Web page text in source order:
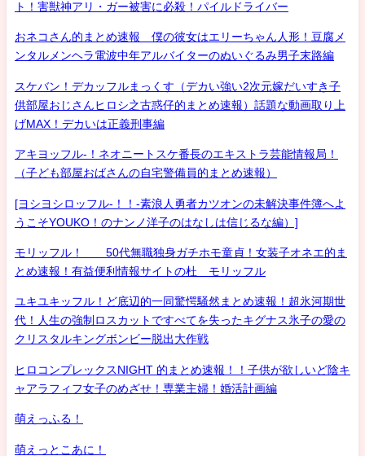
ト！害獣神アリ・ガー被害に必殺！パイルドライバー
おネコさん的まとめ速報 僕の彼女はエリーちゃん人形！豆腐メ
ンタルメンヘラ電波中年アルバイターのぬいぐるみ男子末路編
スケバン！デカッフルまっくす（デカい強い2次元嫁だいすき子
供部屋おじさんヒロシ之古惑仔的まとめ速報）話題な動画取り上
げMAX！デカいは正義刑事編
アキヨッフル-！ネオニートスケ番長のエキストラ芸能情報局！
（子ども部屋おばさんの自宅警備員的まとめ速報）
[ヨシヨシロッフル-！！-素浪人勇者カツオンの未解決事件簿へよ
うこそYOUKO！のナンノ洋子のはなしは信じるな編）]
モリッフル！ 50代無職独身ガチホモ童貞！女装子オネエ的ま
とめ速報！有益便利情報サイトの杜 モリッフル
ユキユキッフル！ど底辺的一同驚愕騒然まとめ速報！超氷河期世
代！人生の強制ロスカットですべてを失ったキグナス氷子の愛の
クリスタルキングボンビー脱出大作戦
ヒロコンプレックスNIGHT 的まとめ速報！！子供が欲しいど陰キ
ャアラフィフ女子のめざせ！専業主婦！婚活計画編
萌えっふる！
萌えっとこあに！